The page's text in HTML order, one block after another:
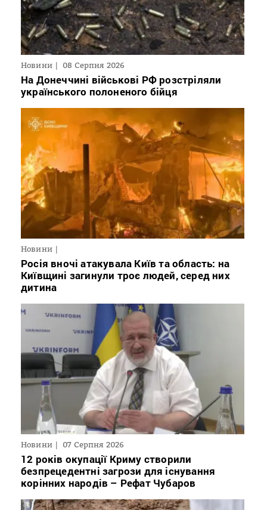
Новини 08 Серпня 2026
На Донеччині військові РФ розстріляли
українського полоненого бійця
Новини
Росія вночі атакувала Київ та область: на
Київщині загинули троє людей, серед них
дитина
Новини 07 Серпня 2026
12 років окупації Криму створили
безпрецедентні загрози для існування
корінних народів – Рефат Чубаров